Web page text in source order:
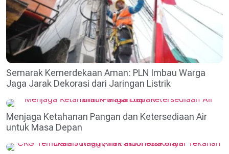
Semarak Kemerdekaan Aman: PLN Imbau Warga
Jaga Jarak Dekorasi dari Jaringan Listrik
Menjaga Ketahanan Pangan dan Ketersediaan Air
untuk Masa Depan